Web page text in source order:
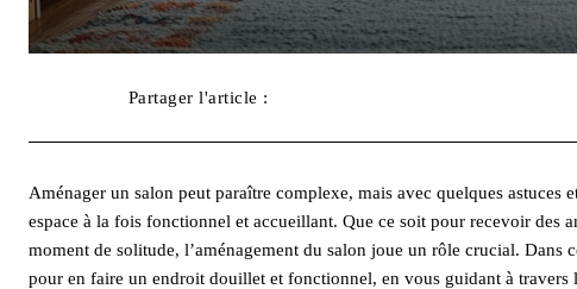
Partager l'article :
Aménager un salon peut paraître complexe, mais avec quelques astuces
espace à la fois fonctionnel et accueillant. Que ce soit pour recevoir des
moment de solitude, l’aménagement du salon joue un rôle crucial. Dans
pour en faire un endroit douillet et fonctionnel, en vous guidant à travers